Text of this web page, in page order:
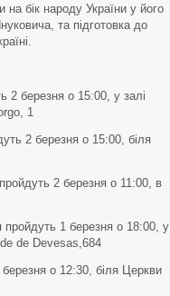
бік народу України у його
та підготовка до
2 березня о 15:00, у залі
1
2 березня о 15:00, біля
2 березня о 11:00, в
пройдуть 1 березня о 18:00, у
de Devesas,684
о 12:30, біля Церкви